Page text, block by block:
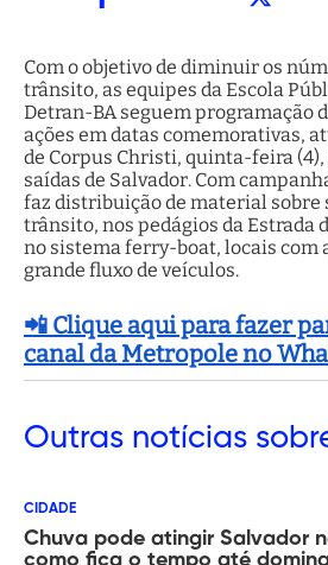
Com o objetivo de diminuir os
trânsito, as equipes da Escola
Detran-BA seguem programação
ações em datas comemorativas,
de Corpus Christi, quinta-feira
saídas de Salvador. Com
faz distribuição de material sobre
trânsito, nos pedágios da Estrada
no sistema ferry-boat, locais com
grande fluxo de veículos.
📲 Clique aqui para fazer
canal da Metropole no
Outras notícias
CIDADE
Chuva pode atingir Salvador
como fica o tempo até